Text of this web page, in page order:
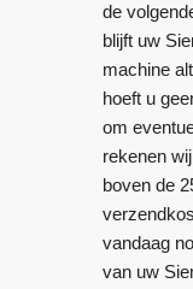
de
blijft uw
machine
hoeft u
om
rekenen
boven de
vandaag
van uw